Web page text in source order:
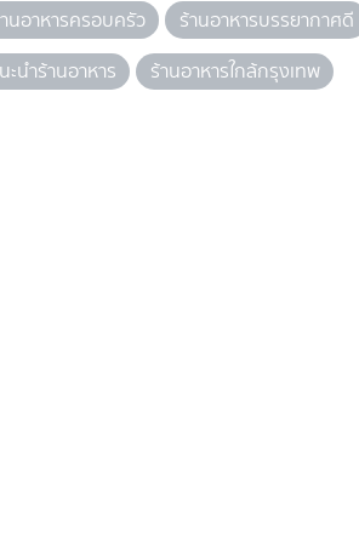
นอาหารครอบครัว
ร้านอาหารบรรยากาศดี
ะนำร้านอาหาร
ร้านอาหารใกล้กรุงเทพ